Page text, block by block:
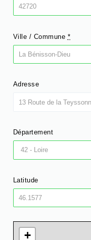
Ville / Commune *
Adresse
Département
Latitude
+